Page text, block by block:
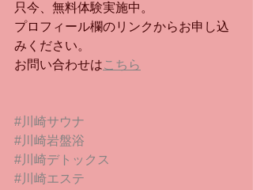
只今、無料体験実施中。
プロフィール欄のリンクからお申し込
みください。
お問い合わせはこちら
#川崎サウナ
#川崎岩盤浴
#川崎デトックス
#川崎エステ